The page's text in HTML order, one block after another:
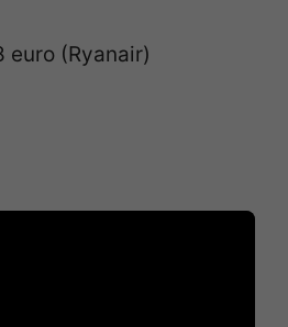
euro (Ryanair)